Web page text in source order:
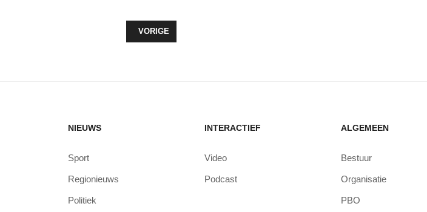
VORIG ARTIKEL: INSTAP MEERKAMP IN ZEEWOLDE SMAAKT NAAR MEER
VORIGE
NIEUWS
Sport
Regionieuws
Politiek
INTERACTIEF
Video
Podcast
ALGEMEEN
Bestuur
Organisatie
PBO